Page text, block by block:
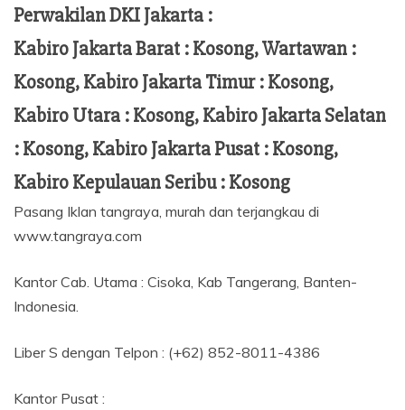
Perwakilan DKI Jakarta :
Kabiro Jakarta Barat : Kosong, Wartawan :
Kosong, Kabiro Jakarta Timur : Kosong,
Kabiro Utara : Kosong, Kabiro Jakarta Selatan
: Kosong, Kabiro Jakarta Pusat : Kosong,
Kabiro Kepulauan Seribu : Kosong
Pasang Iklan tangraya, murah dan terjangkau di
www.tangraya.com
Kantor Cab. Utama : Cisoka, Kab Tangerang, Banten-
Indonesia.
Liber S dengan Telpon : (+62) 852-8011-4386
Kantor Pusat :